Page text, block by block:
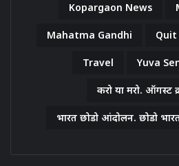
Kopargaon News
Mahatma Gandhi
Travel Yuva
करो या मरो. ऑगस्ट
भारत छोडो आंदोलन. छोडो